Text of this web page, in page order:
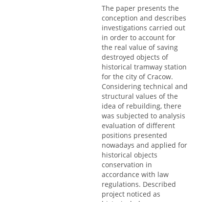
The paper presents the
conception and describes
investigations carried out
in order to account for
the real value of saving
destroyed objects of
historical tramway station
for the city of Cracow.
Considering technical and
structural values of the
idea of rebuilding, there
was subjected to analysis
evaluation of different
positions presented
nowadays and applied for
historical objects
conservation in
accordance with law
regulations. Described
project noticed as